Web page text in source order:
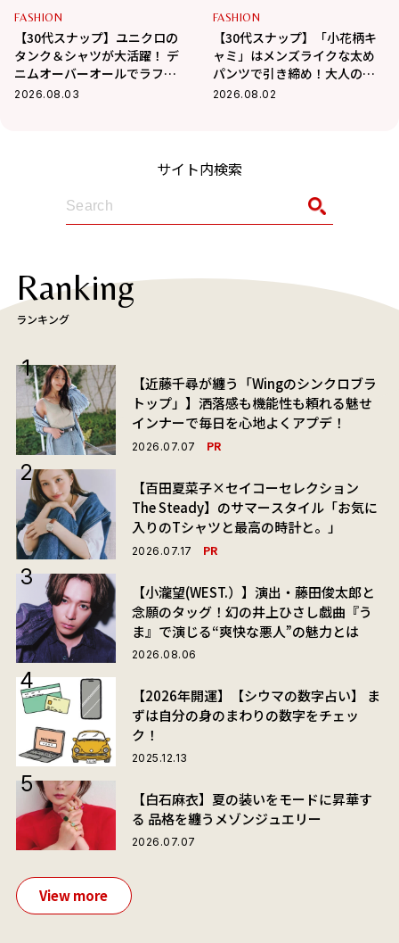
FASHION
【30代スナップ】ユニクロの
タンク＆シャツが大活躍！ デ
ニムオーバーオールでラフに
まとめた真夏コーデ
2026.08.03
FASHION
【30代スナップ】「小花柄キ
ャミ」はメンズライクな太め
パンツで引き締め！大人の甘
辛MIX最適解
2026.08.02
サイト内検索
Ranking
ランキング
【近藤千尋が纏う「Wingのシンクロブラ
トップ」】洒落感も機能性も頼れる魅せ
インナーで毎日を心地よくアプデ！
2026.07.07 PR
【百田夏菜子×セイコーセレクション
The Steady】のサマースタイル「お気に
入りのTシャツと最高の時計と。」
2026.07.17 PR
【小瀧望(WEST.）】演出・藤田俊太郎と
念願のタッグ！幻の井上ひさし戯曲『う
ま』で演じる“爽快な悪人”の魅力とは
2026.08.06
【2026年開運】【シウマの数字占い】 ま
ずは自分の身のまわりの数字をチェッ
ク！
2025.12.13
【白石麻衣】夏の装いをモードに昇華す
る 品格を纏うメゾンジュエリー
2026.07.07
View more